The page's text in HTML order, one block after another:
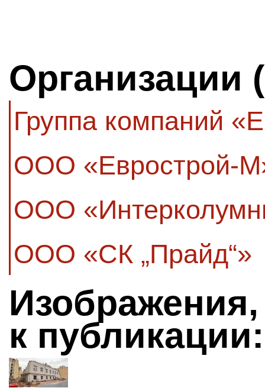
Организации
Группа компаний
ООО «Еврострой-
ООО
ООО «СК „Прайд“»
к публикации: